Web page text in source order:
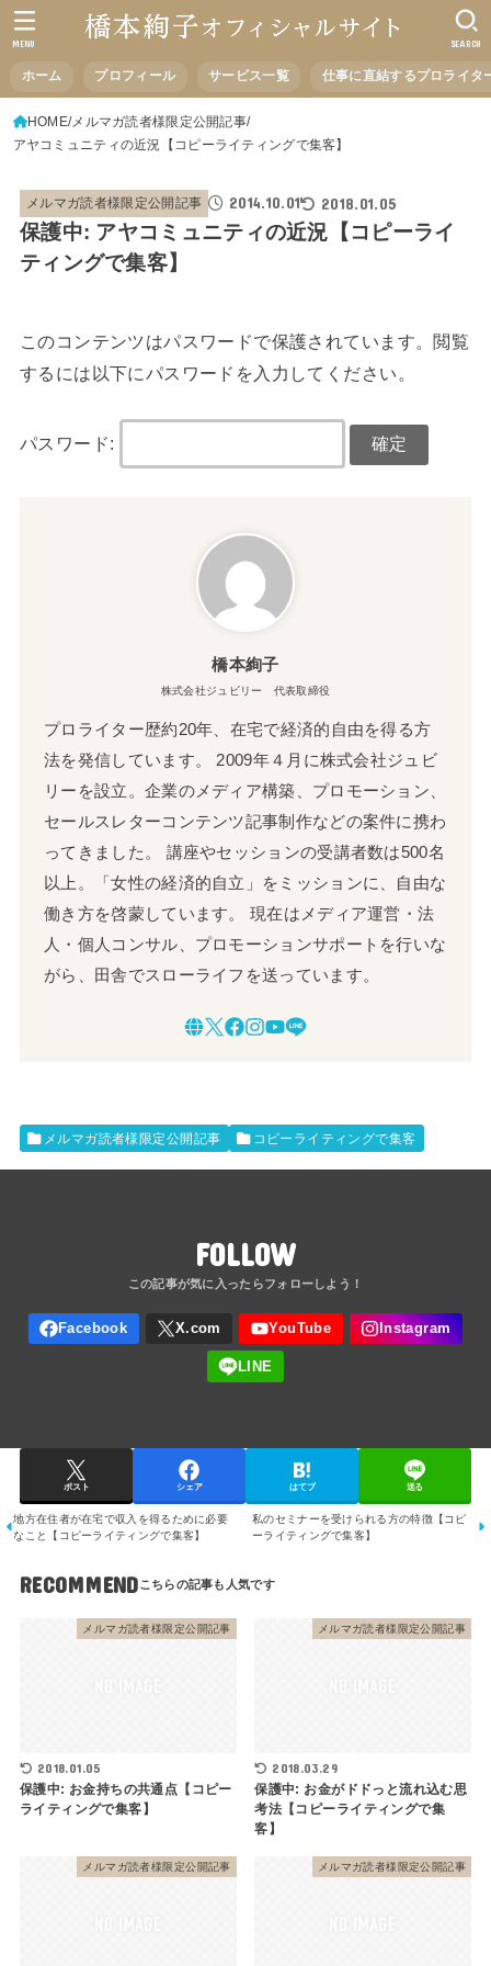
ホーム プロフィール サービス一覧 仕事に直結するプロライタ
SEARCH
MENU
HOME メルマガ読者様限定公開記事
アヤコミュニティの近況【コピーライティングで集客】
メルマガ読者様限定公開記事 2014.10.01 2018.01.05
保護中: アヤコミュニティの近況【コピーライ
ティングで集客】
このコンテンツはパスワードで保護されています。閲覧
するには以下にパスワードを入力してください。
パスワード:
橋本絢子
株式会社ジュビリー 代表取締役
プロライター歴約20年、在宅で経済的自由を得る方
法を発信しています。 2009年４月に株式会社ジュビ
リーを設立。企業のメディア構築、プロモーション、
セールスレターコンテンツ記事制作などの案件に携わ
ってきました。 講座やセッションの受講者数は500名
以上。「女性の経済的自立」をミッションに、自由な
働き方を啓蒙しています。 現在はメディア運営・法
人・個人コンサル、プロモーションサポートを行いな
がら、田舎でスローライフを送っています。
メルマガ読者様限定公開記事 コピーライティングで集客
FOLLOW
ポスト シェア はてブ 送る
地方在住者が在宅で収入を得るために必要
なこと【コピーライティングで集客】
私のセミナーを受けられる方の特徴【コピ
ーライティングで集客】
RECOMMEND
メルマガ読者様限定公開記事
2018.01.05
保護中: お金持ちの共通点【コピー
ライティングで集客】
メルマガ読者様限定公開記事
2018.03.29
保護中: お金がドドっと流れ込む思
考法【コピーライティングで集
客】
メルマガ読者様限定公開記事 メルマガ読者様限定公開記事